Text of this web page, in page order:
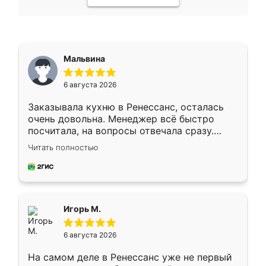
Мальвина
6 августа 2026
Заказывала кухню в Ренессанс, осталась
очень довольна. Менеджер всё быстро
посчитала, на вопросы отвечала сразу.
Замерщик приехал в субботу, подошёл к
делу со всей ответственностью. Собрали
за день, ребята работали аккуратно, даже
Читать полностью
Игорь М.
6 августа 2026
На самом деле в Ренессанс уже не первый